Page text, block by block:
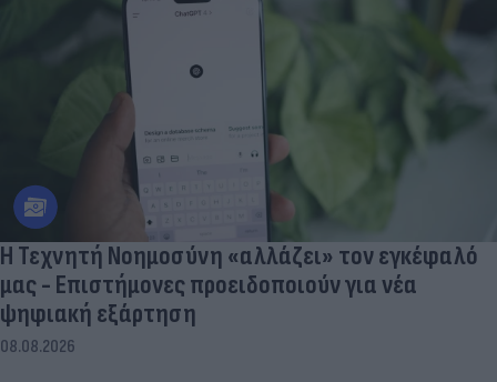
Η Τεχνητή Νοημοσύνη «αλλάζει» τον εγκέφαλό
μας - Eπιστήμονες προειδοποιούν για νέα
ψηφιακή εξάρτηση
08.08.2026